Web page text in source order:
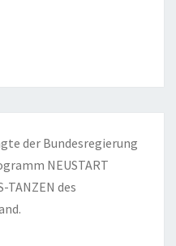
der Bundesregierung
NEUSTART
TANZEN des